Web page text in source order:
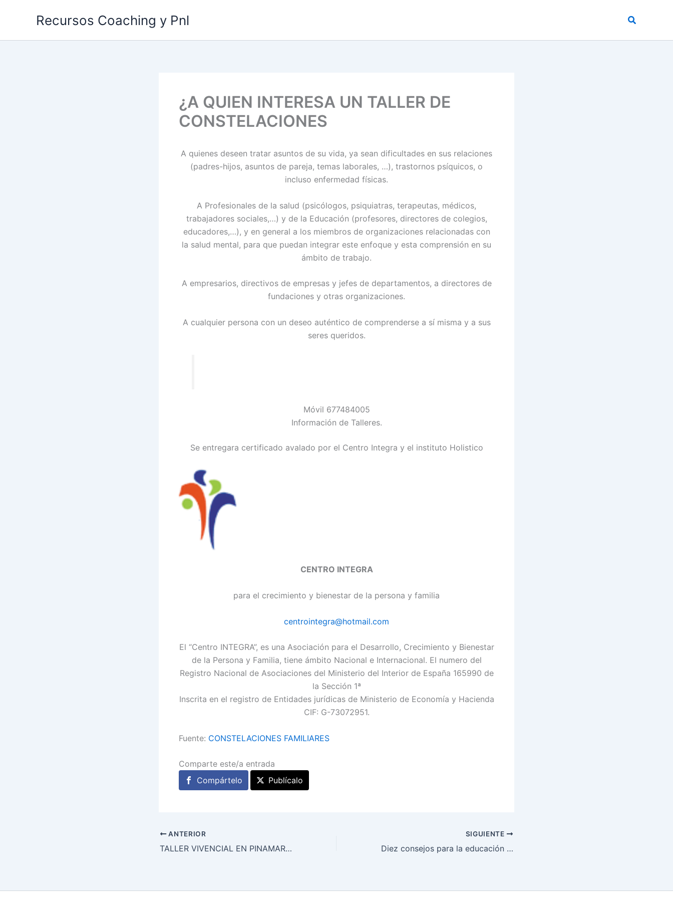
Recursos Coaching y Pnl Buscar
¿A QUIEN INTERESA UN TALLER DE
CONSTELACIONES
A quienes deseen tratar asuntos de su vida, ya sean dificultades en sus relaciones
(padres-hijos, asuntos de pareja, temas laborales, …), trastornos psíquicos, o
incluso enfermedad físicas.
A Profesionales de la salud (psicólogos, psiquiatras, terapeutas, médicos,
trabajadores sociales,…) y de la Educación (profesores, directores de colegios,
educadores,…), y en general a los miembros de organizaciones relacionadas con
la salud mental, para que puedan integrar este enfoque y esta comprensión en su
ámbito de trabajo.
A empresarios, directivos de empresas y jefes de departamentos, a directores de
fundaciones y otras organizaciones.
A cualquier persona con un deseo auténtico de comprenderse a sí misma y a sus
seres queridos.
Móvil 677484005
Información de Talleres.
Se entregara certificado avalado por el Centro Integra y el instituto Holistico
CENTRO INTEGRA
para el crecimiento y bienestar de la persona y familia
centrointegra@hotmail.com
El “Centro INTEGRA”, es una Asociación para el Desarrollo, Crecimiento y Bienestar
de la Persona y Familia, tiene ámbito Nacional e Internacional. El numero del
Registro Nacional de Asociaciones del Ministerio del Interior de España 165990 de
la Sección 1ª
Inscrita en el registro de Entidades jurídicas de Ministerio de Economía y Hacienda
CIF: G-73072951.
Fuente: CONSTELACIONES FAMILIARES
Comparte este/a entrada
Compártelo
Publícalo
ANTERIOR
TALLER VIVENCIAL EN PINAMAR – 27/10
SIGUIENTE
Diez consejos para la educación de los hijos